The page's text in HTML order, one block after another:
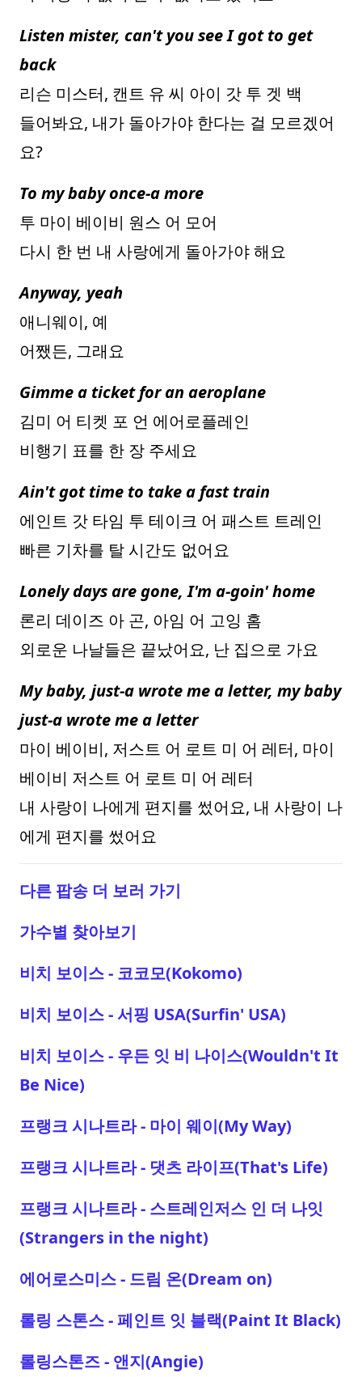
Listen mister, can't you see I got to get
back
리슨 미스터, 캔트 유 씨 아이 갓 투 겟 백
들어봐요, 내가 돌아가야 한다는 걸 모르겠어
요?
To my baby once-a more
투 마이 베이비 원스 어 모어
다시 한 번 내 사랑에게 돌아가야 해요
Anyway, yeah
애니웨이, 예
어쨌든, 그래요
Gimme a ticket for an aeroplane
김미 어 티켓 포 언 에어로플레인
비행기 표를 한 장 주세요
Ain't got time to take a fast train
에인트 갓 타임 투 테이크 어 패스트 트레인
빠른 기차를 탈 시간도 없어요
Lonely days are gone, I'm a-goin' home
론리 데이즈 아 곤, 아임 어 고잉 홈
외로운 나날들은 끝났어요, 난 집으로 가요
My baby, just-a wrote me a letter, my baby
just-a wrote me a letter
마이 베이비, 저스트 어 로트 미 어 레터, 마이
베이비 저스트 어 로트 미 어 레터
내 사랑이 나에게 편지를 썼어요, 내 사랑이 나
에게 편지를 썼어요
다른 팝송 더 보러 가기
가수별 찾아보기
비치 보이스 - 코코모(Kokomo)
비치 보이스 - 서핑 USA(Surfin' USA)
비치 보이스 - 우든 잇 비 나이스(Wouldn't It
Be Nice)
프랭크 시나트라 - 마이 웨이(My Way)
프랭크 시나트라 - 댓츠 라이프(That's Life)
프랭크 시나트라 - 스트레인저스 인 더 나잇
(Strangers in the night)
에어로스미스 - 드림 온(Dream on)
롤링 스톤스 - 페인트 잇 블랙(Paint It Black)
롤링스톤즈 - 앤지(Angie)